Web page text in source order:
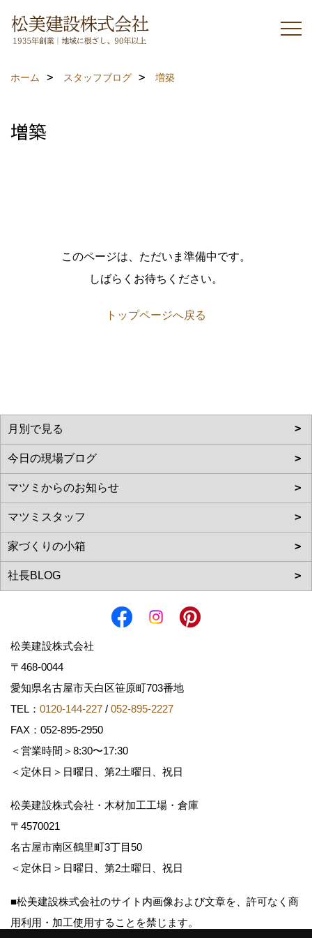
ホーム スタッフブログ 増築
増築
このページは、ただいま準備中です。
しばらくお待ちください。
トップページへ戻る
松美建設株式会社
〒468-0044
愛知県名古屋市天白区笹原町703番地
TEL： 0120-144-227 / 052-895-2227
FAX：052-895-2950
＜営業時間＞8:30〜17:30
＜定休日＞日曜日、第2土曜日、祝日
松美建設株式会社・木材加工工場・倉庫
〒4570021
名古屋市南区鶴里町3丁目50
＜定休日＞日曜日、第2土曜日、祝日
■松美建設株式会社のサイト内画像および文章を、許可なく商
用利用・加工使用することを禁じます。